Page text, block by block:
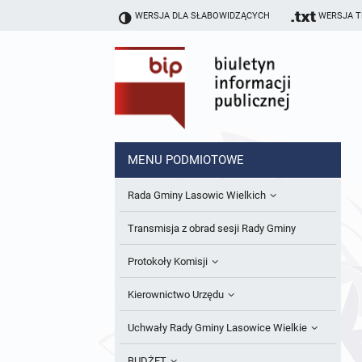
WERSJA DLA SŁABOWIDZĄCYCH WERSJA
MENU PODMIOTOWE
Rada Gminy Lasowic Wielkich
Sesje Rady Gminy
Skład Rady Gminy
Interpelacje i Zapytania Radnych
Komisje Rady Gminy i informacja o
Transmisja z obrad sesji Rady Gminy
Protokoły Komisji
Komisja Budżetu i Finansów
Komisja Oświatowa
Kierownictwo Urzędu
Wójt
Uchwały Rady Gminy Lasowice Wielkie